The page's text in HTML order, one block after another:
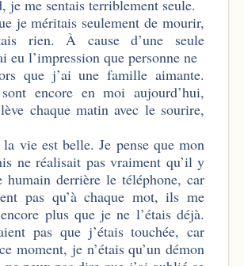
je me sentais terriblement seule.
je méritais seulement de mourir,
rien. À cause d’une seule
eu l’impression que personne ne
que j’ai une famille aimante.
encore en moi aujourd’hui,
chaque matin avec le sourire,
vie est belle. Je pense que mon
ne réalisait pas vraiment qu’il y
humain derrière le téléphone, car
pas qu’à chaque mot, ils me
plus que je ne l’étais déjà.
pas que j’étais touchée, car
moment, je n’étais qu’un démon